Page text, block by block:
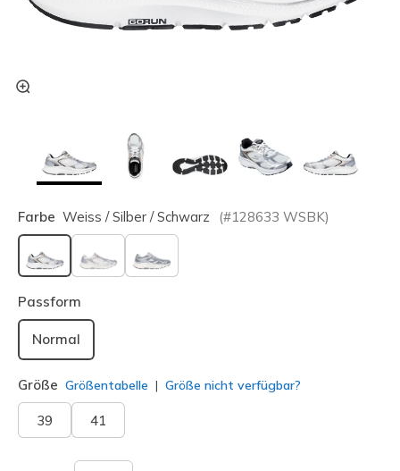
Farbe Weiss / Silber / Schwarz (#128633 WSBK)
ausgewählt
Passform
Normal
Größe Größentabelle Größe nicht verfügbar?
39 41